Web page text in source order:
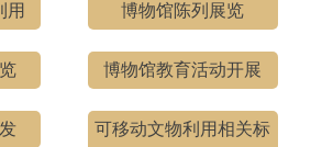
用 博物馆陈列展览
博物馆教育活动开展
可移动文物利用相关标